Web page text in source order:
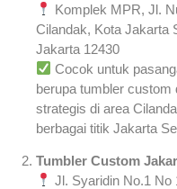
Komplek MPR, Jl.
Cilandak, Kota Jakarta
Jakarta 12430
Cocok untuk
berupa tumbler
strategis di area
berbagai titik Jakarta
Tumbler Custom
Jl. Syaridin No.1 No